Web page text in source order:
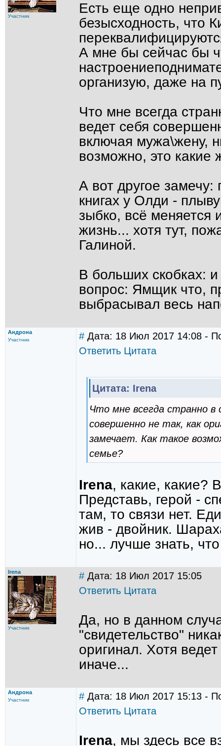
Участник
Есть еще одно
безысходность, что
А мне бы сейчас бы
организую, даже на
Что мне всегда
ведет себя
включая мужа\жену,
возможно, это
А вот другое
книгах у Олди -
зыбко, всё меняется
жизнь... хотя тут,
Галиной.
В больших скобках:
вопрос: Ямщик что,
выбрасывал весь
Андрона
Участник # Дата: 18 Июл 2017 14:08 -
Ответить Цитата
Цитата: Irena
Что мне всегда странно в
совершенно не так, как
замечает. Как такое
семье?
Irena, какие, какие?
Представь, герой -
там, то связи нет.
жив - двойник.
но... лучше знать,
Irena
Участник
# Дата: 18 Июл 2017 15:05
Ответить Цитата
Да, но в данном
"свидетельство"
оригинал. Хотя
иначе...
Андрона
Участник # Дата: 18 Июл 2017 15:13 -
Ответить Цитата
Irena, мы здесь все